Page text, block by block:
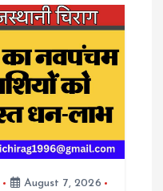
August 7, 2026